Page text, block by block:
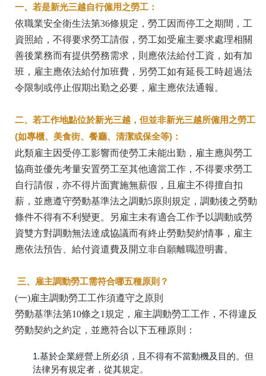
一、若是新光三越自行僱用之勞工：
依職業安全衛生法第36條規定，勞工因而停工之期間，工
資照給，不得要求勞工請假，勞工如受雇主要求處理相關
善後業務而有提供勞務需求，則應依法給付工資，如有加
班，雇主應依法給付加班費，另勞工如有延長工時超過法
令限制或停止假期出勤之必要，雇主應依法通報。
二、若工作地點位於新光三越，但並非新光三越所僱用之勞工
(如專櫃、美食街、餐廳、清潔或保全等)：
此類雇主因受停工影響而使勞工未能出勤，雇主應與勞工
協商並優先考量安置勞工至其他適當工作，不得要求勞工
自行請假，亦不得片面實施無薪假，且雇主不得擅自扣
薪，並應遵守勞動基準法之調動5原則規定，調動後之勞動
條件不得有不利變更。另雇主未有適合工作予以調動或勞
資雙方對調動無法達成協議而有終止勞動契約情事，雇主
應依法預告、給付資遣費及開立非自願離職證明書。
三、雇主調動勞工需符合哪五種原則？
(一)雇主調動勞工工作須遵守之原則
勞動基準法第10條之1規定，雇主調動勞工工作，不得違反
勞動契約之約定，並應符合以下五種原則：
1.基於企業經營上所必須，且不得有不當動機及目的。但
法律另有規定者，從其規定。